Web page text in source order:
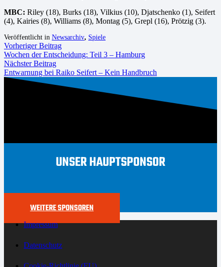
MBC: Riley (18), Burks (18), Vilkius (10), Djatschenko (1), Seifert
(4), Kairies (8), Williams (8), Montag (5), Grepl (16), Prötzig (3).
Veröffentlicht in Newsarchiv, Spiele
Vorheriger Beitrag
Wochen der Entscheidung: Teil 3 – Hamburg
Nächster Beitrag
Entwarnung bei Raiko Seifert – Kein Handbruch
UNSER HAUPTSPONSOR
WEITERE SPONSOREN
Impressum
Datenschutz